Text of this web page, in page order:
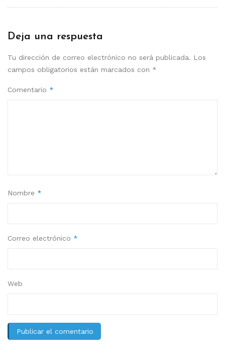
Deja una respuesta
Tu dirección de correo electrónico no será publicada. Los
campos obligatorios están marcados con *
Comentario *
Nombre *
Correo electrónico *
Web